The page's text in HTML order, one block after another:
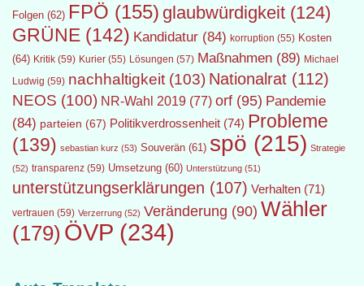
Folgen (62) FPÖ (155) glaubwürdigkeit (124)
GRÜNE (142) Kandidatur (84) korruption (55) Kosten
(64) Kritik (59) Kurier (55) Lösungen (57) Maßnahmen (89) Michael
Ludwig (59) nachhaltigkeit(103) Nationalrat (112)
NEOS (100) NR-Wahl 2019 (77) orf (95) Pandemie
(84) parteien (67) Politikverdrossenheit (74) Probleme
(139) sebastian kurz (53) Souverän (61) spö (215) Strategie
(52) transparenz (59) Umsetzung (60) Unterstützung (51)
unterstützungserklärungen (107) Verhalten (71)
vertrauen (59) Verzerrung (52) Veränderung (90) Wähler
(179) ÖVP (234)